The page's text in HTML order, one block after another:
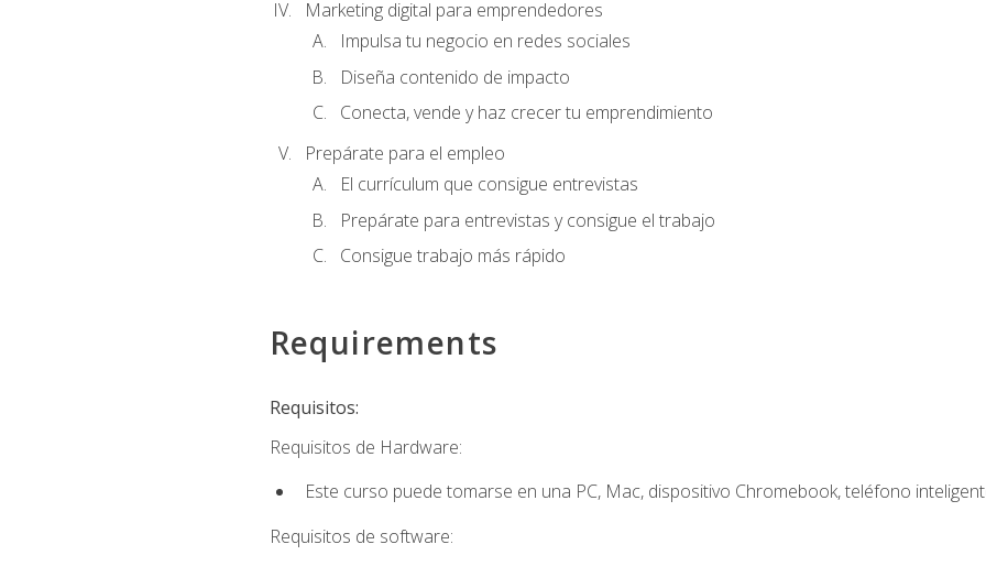
Marketing digital para emprendedores
Impulsa tu negocio en redes sociales
Diseña contenido de impacto
Conecta, vende y haz crecer tu emprendimiento
Prepárate para el empleo
El currículum que consigue entrevistas
Prepárate para entrevistas y consigue el trabajo
Consigue trabajo más rápido
Requirements
Requisitos:
Requisitos de Hardware:
Este curso puede tomarse en una PC, Mac, dispositivo Chromebook, teléfono
Requisitos de software: